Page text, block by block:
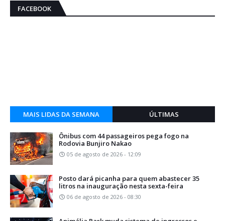
FACEBOOK
MAIS LIDAS DA SEMANA ÚLTIMAS
Ônibus com 44 passageiros pega fogo na
Rodovia Bunjiro Nakao
05 de agosto de 2026 - 12:09
Posto dará picanha para quem abastecer 35
litros na inauguração nesta sexta-feira
06 de agosto de 2026 - 08:30